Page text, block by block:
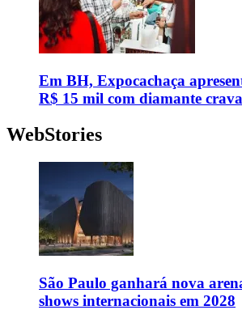
Em BH, Expocachaça
R$ 15 mil com diamante
WebStories
São Paulo ganhará nova
shows internacionais em 2028